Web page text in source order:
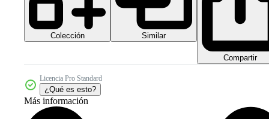
Colección Similar
Compartir
Licencia Pro Standard
¿Qué es esto?
Más información